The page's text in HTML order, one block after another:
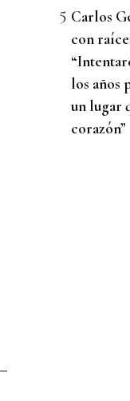
Carlos
con
los años
un lugar
corazón”